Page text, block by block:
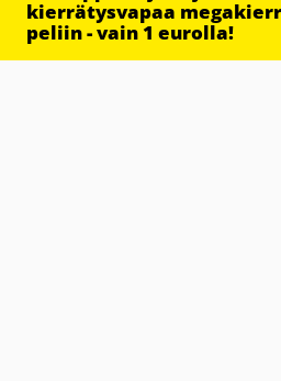
kierrätysvapaa
peliin - vain 1 eurolla!